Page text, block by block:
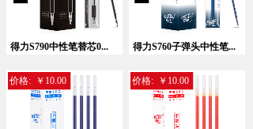
得力S790中性笔替芯0... 得力S760子弹头中性笔...
价格: ￥10.00 价格: ￥10.00
暂无相关记录！